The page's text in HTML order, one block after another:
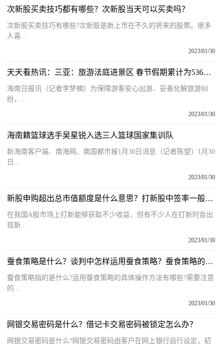
次新股买卖技巧都有哪些？次新股当天可以买卖吗？
次新股买卖技巧有哪些?次新股是新上市在不久的将来的股票。很多
人喜...
2023/01/30
天天看热讯：三亚：旅游法庭进景区 春节假期累计为536名市民游客提供服务
海南日报讯（记者李梦楠）为保障游客安心出游、妥善化解旅游纠
纷，...
2023/01/30
海南籍篮球选手吴星锐入选三人篮球国家集训队
新海南客户端、南海网、南国都市报1月30日消息（记者陈望）1月30
日...
2023/01/30
新股申购超出总市值额度是什么意思？打新股中签率一般是多少？
在我国A股市场上打新能够获取不少收益，但有不少人在打新时会出
现新...
2023/01/30
蚕食策略是什么？谈判中怎样运用蚕食策略？蚕食策略的运用
蚕食策略指的是什么?运用蚕食策略的具体操作方法有哪些?需要注意
的...
2023/01/30
网银交易密码是什么？借记卡交易密码被锁定怎么办？
网银交易密码是什么?网银交易密码由客户在网上银行自行设定，初